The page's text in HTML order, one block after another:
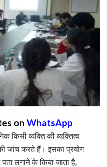
on WhatsApp
किसी व्यक्ति की व्यक्तित्व
जांच करते हैं। इसका प्रयोग
पता लगाने के किया जाता है,